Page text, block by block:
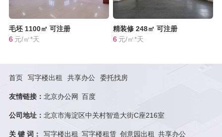
毛坯 1100㎡ 可注册
6 元/㎡*天
精装修 248㎡ 可注册
6 元/㎡*天
首页 写字楼出租 共享办公 委托找房
友情链接： 北京办公网 百度
公司地址： 北京市海淀区中关村智造大街C座216室
关 键 词： 写字楼出租 写字楼租赁 创意园出租 共享办公